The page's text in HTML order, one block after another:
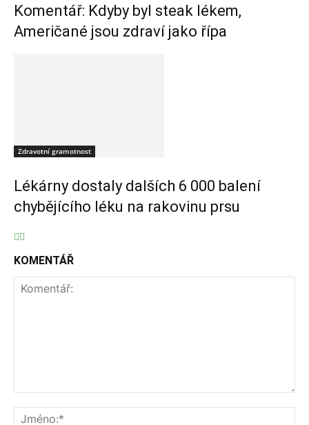
Komentář: Kdyby byl steak lékem,
Američané jsou zdraví jako řípa
Zdravotní gramotnost
Lékárny dostaly dalších 6 000 balení
chybějícího léku na rakovinu prsu
KOMENTÁŘ